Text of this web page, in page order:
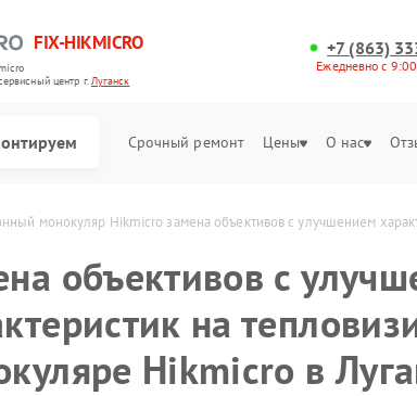
FIX-HIKMICRO
центр г.Луганск
+7 (863)
Ежедневно с
Срочный ремонт Цены О нас
монокуляр Hikmicro замена объективов с улучшением
объективов с
на
Hikmicro в